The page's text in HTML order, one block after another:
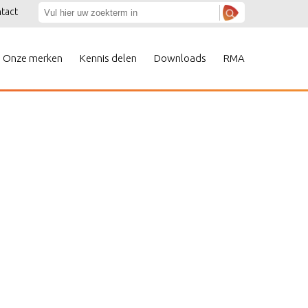
Onze merken Kennis delen Downloads RMA